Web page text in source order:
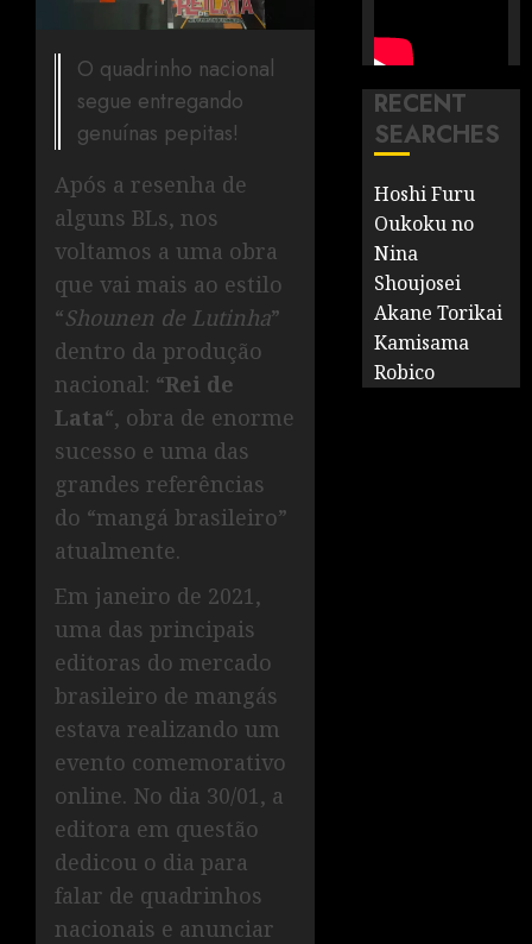
O quadrinho nacional
segue entregando
genuínas pepitas!
Após a resenha de
alguns BLs, nos
voltamos a uma obra
que vai mais ao estilo
“Shounen de Lutinha”
dentro da produção
nacional: “Rei de
Lata“, obra de enorme
sucesso e uma das
grandes referências
do “mangá brasileiro”
atualmente.
Em janeiro de 2021,
uma das principais
editoras do mercado
brasileiro de mangás
estava realizando um
evento comemorativo
online. No dia 30/01, a
editora em questão
dedicou o dia para
falar de quadrinhos
nacionais e anunciar
RECENT
SEARCHES
Hoshi Furu
Oukoku no
Nina
Shoujosei
Akane Torikai
Kamisama
Robico